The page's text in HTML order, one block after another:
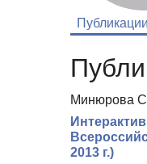
Публикации
Минюрова
2013 г.)